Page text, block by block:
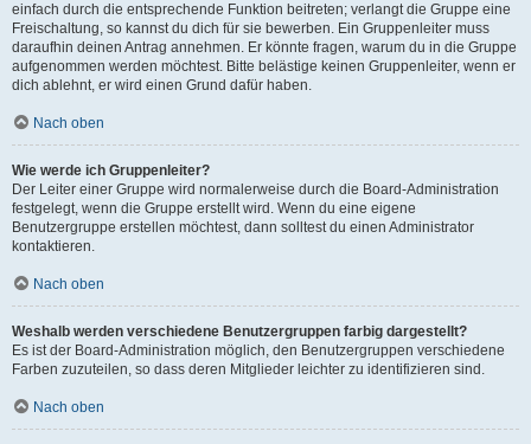
einfach durch die entsprechende Funktion beitreten; verlangt die Gruppe eine
Freischaltung, so kannst du dich für sie bewerben. Ein Gruppenleiter muss
daraufhin deinen Antrag annehmen. Er könnte fragen, warum du in die Gruppe
aufgenommen werden möchtest. Bitte belästige keinen Gruppenleiter, wenn er
dich ablehnt, er wird einen Grund dafür haben.
Nach oben
Wie werde ich Gruppenleiter?
Der Leiter einer Gruppe wird normalerweise durch die Board-Administration
festgelegt, wenn die Gruppe erstellt wird. Wenn du eine eigene
Benutzergruppe erstellen möchtest, dann solltest du einen Administrator
kontaktieren.
Nach oben
Weshalb werden verschiedene Benutzergruppen farbig dargestellt?
Es ist der Board-Administration möglich, den Benutzergruppen verschiedene
Farben zuzuteilen, so dass deren Mitglieder leichter zu identifizieren sind.
Nach oben